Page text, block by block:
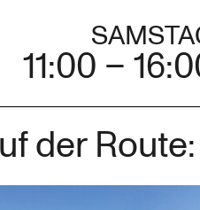
11:00 –
der Route: